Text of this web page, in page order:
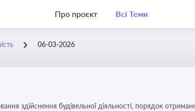
Про проєкт Всі Теми
06-03-2026
здійснення будівельної діяльності, порядок